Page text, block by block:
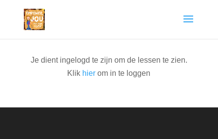
Je dient ingelogd te zijn om de lessen te zien.
Klik hier om in te loggen